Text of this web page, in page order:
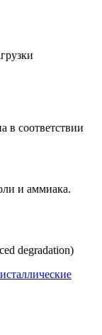
в соответствии
и аммиака.
degradation)